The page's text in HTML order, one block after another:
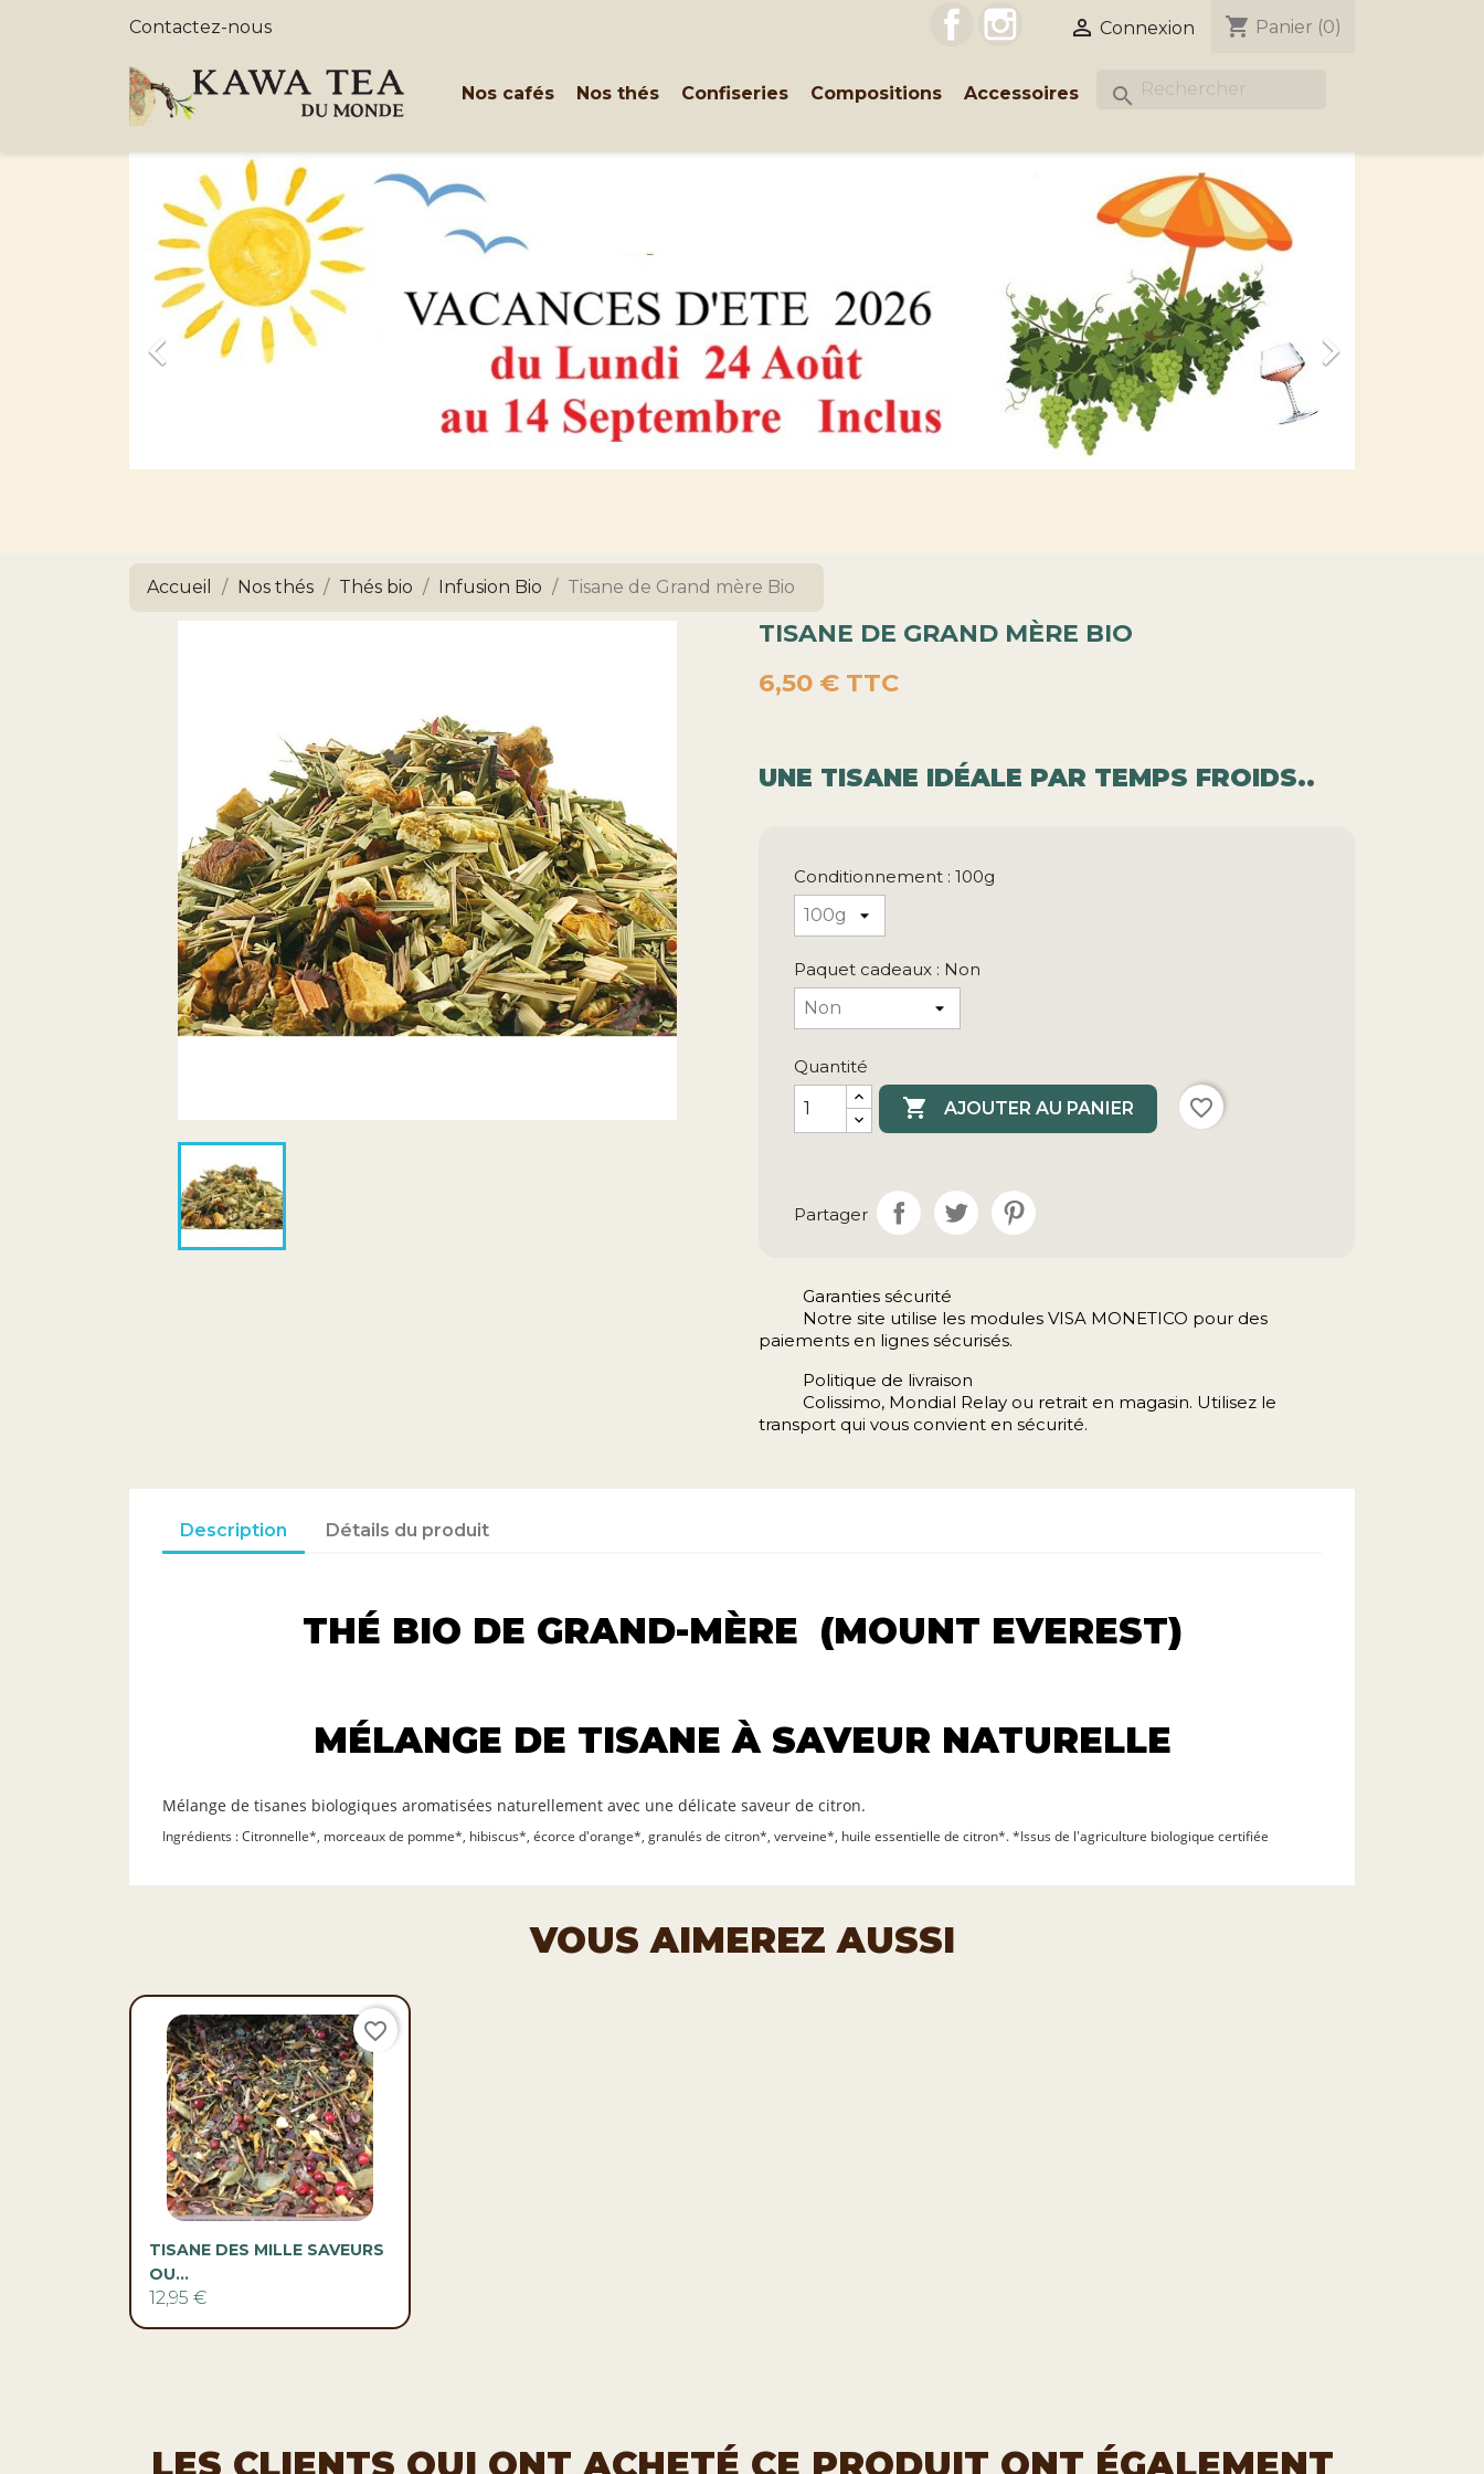
Contactez-nous
Facebook
 Connexion shopping_cart Panier (0)
Nos cafés Nos thés Confiseries Compositions Accessoires search
 
Accueil Nos thés Thés bio Infusion Bio Tisane de Grand mère Bio
TISANE DE GRAND MÈRE BIO
6,50 € TTC
UNE TISANE IDÉALE PAR TEMPS FROIDS..
Conditionnement : 100g
Paquet cadeaux : Non
Quantité
 AJOUTER AU PANIER favorite_border
Partager
Garanties sécurité
Notre site utilise les modules VISA MONETICO pour des
paiements en lignes sécurisés.
Politique de livraison
Colissimo, Mondial Relay ou retrait en magasin. Utilisez le
transport qui vous convient en sécurité.
Description Détails du produit
THÉ BIO DE GRAND-MÈRE (MOUNT EVEREST)
MÉLANGE DE TISANE À SAVEUR NATURELLE
Mélange de tisanes biologiques aromatisées naturellement avec une délicate saveur de citron.
Ingrédients : Citronnelle*, morceaux de pomme*, hibiscus*, écorce d'orange*, granulés de citron*, verveine*, huile essentielle de citron*. *Issus de l'agriculture biologique certifiée
VOUS AIMEREZ AUSSI
Aperçu rapide
TISANE DES MILLE SAVEURS
OU...
12,95 €
favorite_border
LES CLIENTS QUI ONT ACHETÉ CE PRODUIT ONT ÉGALEMENT